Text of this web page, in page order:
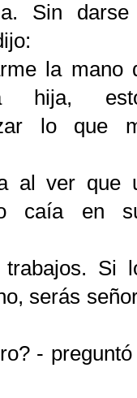
Sin
la mano
hija,
lo que
al ver que
caía en
Si
serás
- preguntó